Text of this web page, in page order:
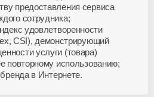
предоставления сервиса
сотрудника;
удовлетворенности
CSI), демонстрирующий
услуги (товара)
повторному использованию;
в Интернете.